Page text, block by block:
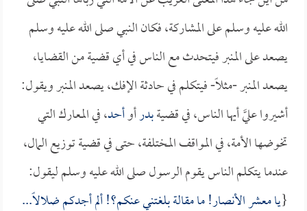
الله عليه وسلم على المشاركة، فكان النبي صلى الله عليه وسلم
يصعد على المنبر فيتحدث مع الناس في أي قضية من القضايا،
يصعد المنبر -مثلاً- فيتكلم في حادثة الإفك، يصعد المنبر ويقول:
أشيروا عليَّ أيها الناس، في قضيةبدرأوأحد، في المعارك التي
تخوضها الأمة، في المواقف المختلفة، حتى في قضية توزيع المال،
عندما يتكلم الناس يقوم الرسول صلى الله عليه وسلم ليقول:
{يا معشر الأنصار! ما مقالة بلغتني عنكم؟! ألم أجدكم ضلالاً...